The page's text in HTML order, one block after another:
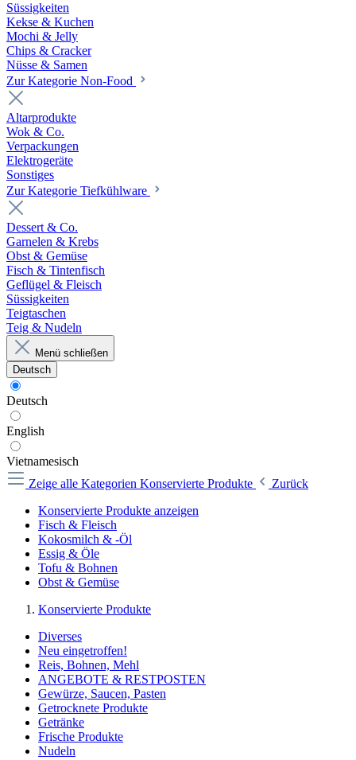
Süssigkeiten
Kekse & Kuchen
Mochi & Jelly
Chips & Cracker
Nüsse & Samen
Zur Kategorie Non-Food
Altarprodukte
Wok & Co.
Verpackungen
Elektrogeräte
Sonstiges
Zur Kategorie Tiefkühlware
Dessert & Co.
Garnelen & Krebs
Obst & Gemüse
Fisch & Tintenfisch
Geflügel & Fleisch
Süssigkeiten
Teigtaschen
Teig & Nudeln
Menü schließen
Deutsch
Deutsch
English
Vietnamesisch
Zeige alle Kategorien Konservierte Produkte
Zurück
Konservierte Produkte anzeigen
Fisch & Fleisch
Kokosmilch & -Öl
Essig & Öle
Tofu & Bohnen
Obst & Gemüse
Konservierte Produkte
Diverses
Neu eingetroffen!
Reis, Bohnen, Mehl
ANGEBOTE & RESTPOSTEN
Gewürze, Saucen, Pasten
Getrocknete Produkte
Getränke
Frische Produkte
Nudeln